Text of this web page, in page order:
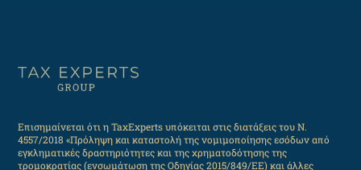
Επισημαίνεται ότι η TaxExperts υπόκειται στις διατάξεις του Ν.
4557/2018 «Πρόληψη και καταστολή της νομιμοποίησης εσόδων από
εγκληματικές δραστηριότητες και της χρηματοδότησης της
τρομοκρατίας (ενσωμάτωση της Οδηγίας 2015/849/ΕΕ) και άλλες